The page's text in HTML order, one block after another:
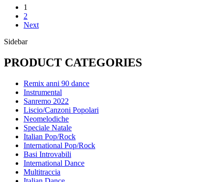
1
2
Next
Sidebar
PRODUCT CATEGORIES
Remix anni 90 dance
Instrumental
Sanremo 2022
Liscio/Canzoni Popolari
Neomelodiche
Speciale Natale
Italian Pop/Rock
International Pop/Rock
Basi Introvabili
International Dance
Multitraccia